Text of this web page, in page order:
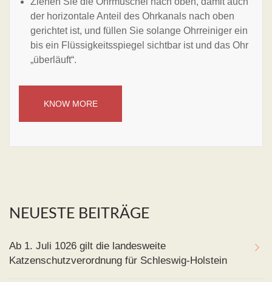
der horizontale Anteil des Ohrkanals nach oben
gerichtet ist, und füllen Sie solange Ohrreiniger ein
bis ein Flüssigkeitsspiegel sichtbar ist und das Ohr
„überläuft“.
KNOW MORE
NEUESTE BEITRÄGE
Ab 1. Juli 1026 gilt die landesweite
Katzenschutzverordnung für Schleswig-Holstein